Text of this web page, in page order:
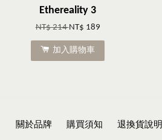
Ethereality 3
NT$ 214NT$ 189
加入購物車
關於品牌 購買須知 退換貨說明